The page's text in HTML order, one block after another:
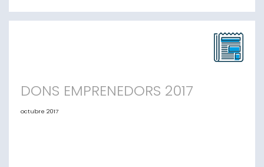
representant de Banc Popular durant 3 anys i que ha
Addicionalment, com a representant de Foment del
DONS EMPRENEDORS 2017
octubre 2017